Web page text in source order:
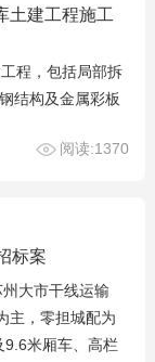
土建工程施工
程，包括局部拆
结构及金属彩板
阅读:1370
标案
大市干线运输
主，零担城配为
9.6米厢车、高栏